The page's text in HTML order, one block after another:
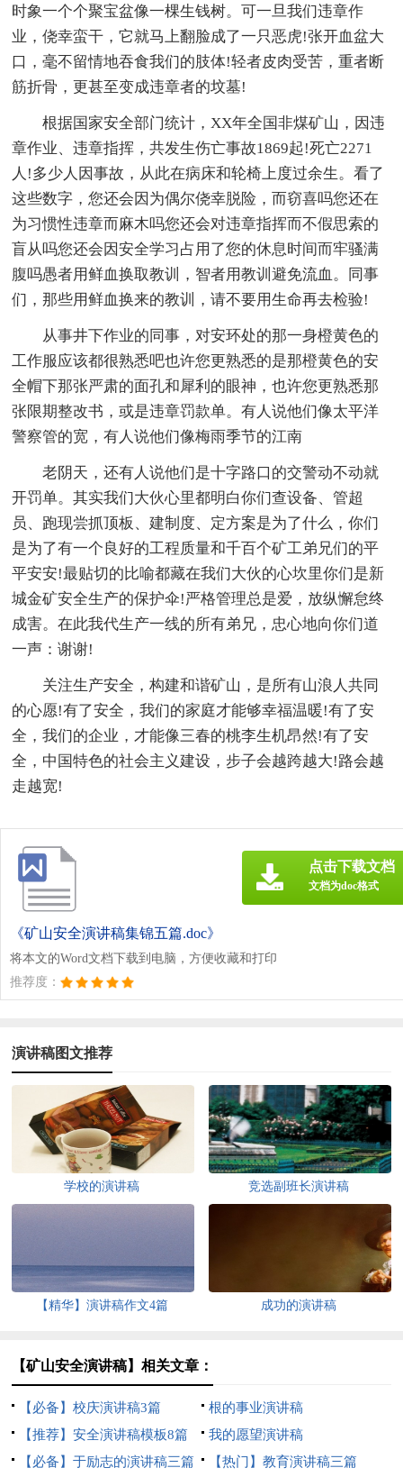
时象一个个聚宝盆像一棵生钱树。可一旦我们违章作
业，侥幸蛮干，它就马上翻脸成了一只恶虎!张开血盆大
口，毫不留情地吞食我们的肢体!轻者皮肉受苦，重者断
筋折骨，更甚至变成违章者的坟墓!
根据国家安全部门统计，XX年全国非煤矿山，因违
章作业、违章指挥，共发生伤亡事故1869起!死亡2271
人!多少人因事故，从此在病床和轮椅上度过余生。看了
这些数字，您还会因为偶尔侥幸脱险，而窃喜吗您还在
为习惯性违章而麻木吗您还会对违章指挥而不假思索的
盲从吗您还会因安全学习占用了您的休息时间而牢骚满
腹吗愚者用鲜血换取教训，智者用教训避免流血。同事
们，那些用鲜血换来的教训，请不要用生命再去检验!
从事井下作业的同事，对安环处的那一身橙黄色的
工作服应该都很熟悉吧也许您更熟悉的是那橙黄色的安
全帽下那张严肃的面孔和犀利的眼神，也许您更熟悉那
张限期整改书，或是违章罚款单。有人说他们像太平洋
警察管的宽，有人说他们像梅雨季节的江南
老阴天，还有人说他们是十字路口的交警动不动就
开罚单。其实我们大伙心里都明白你们查设备、管超
员、跑现尝抓顶板、建制度、定方案是为了什么，你们
是为了有一个良好的工程质量和千百个矿工弟兄们的平
平安安!最贴切的比喻都藏在我们大伙的心坎里你们是新
城金矿安全生产的保护伞!严格管理总是爱，放纵懈怠终
成害。在此我代生产一线的所有弟兄，忠心地向你们道
一声：谢谢!
关注生产安全，构建和谐矿山，是所有山浪人共同
的心愿!有了安全，我们的家庭才能够幸福温暖!有了安
全，我们的企业，才能像三春的桃李生机昂然!有了安
全，中国特色的社会主义建设，步子会越跨越大!路会越
走越宽!
《矿山安全演讲稿集锦五篇.doc》
将本文的Word文档下载到电脑，方便收藏和打印
推荐度：
点击下载文档
文档为doc格式
演讲稿图文推荐
学校的演讲稿 竞选副班长演讲稿
【精华】演讲稿作文4篇 成功的演讲稿
【矿山安全演讲稿】相关文章：
【必备】校庆演讲稿3篇
根的事业演讲稿
【推荐】安全演讲稿模板8篇
我的愿望演讲稿
【必备】于励志的演讲稿三篇
【热门】教育演讲稿三篇